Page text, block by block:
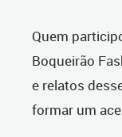
Quem
Boqueirão
e relatos
formar um